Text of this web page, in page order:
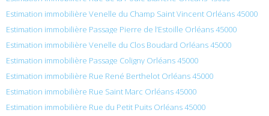
Estimation immobilière Venelle du Champ Saint Vincent Orléans 45000
Estimation immobilière Passage Pierre de l’Estoille Orléans 45000
Estimation immobilière Venelle du Clos Boudard Orléans 45000
Estimation immobilière Passage Coligny Orléans 45000
Estimation immobilière Rue René Berthelot Orléans 45000
Estimation immobilière Rue Saint Marc Orléans 45000
Estimation immobilière Rue du Petit Puits Orléans 45000